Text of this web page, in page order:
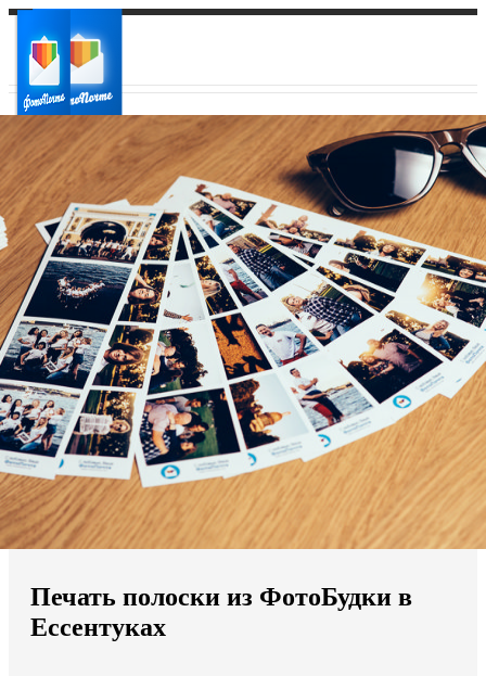
Ваш город:
Ваш регион доставки
Выберите из списка:
Мы доставляем по всему миру
Продолжить без города
Печать полоски из ФотоБудки в
Ессентуках